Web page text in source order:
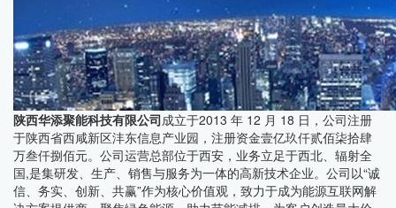
陕西华添聚能科技有限公司成立于2013 年 12 月 18 日，公司注册
于陕西省西咸新区沣东信息产业园，注册资金壹亿玖仟贰佰柒拾肆
万叁仟捌佰元。公司运营总部位于西安，业务立足于西北、辐射全
国,是集研发、生产、销售与服务为一体的高新技术企业。公司以“诚
信、务实、创新、共赢”作为核心价值观，致力于成为能源互联网解